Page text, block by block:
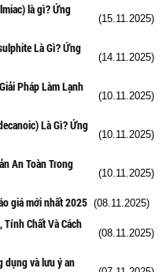
là gì? Ứng
(15.11.2025)
Là Gì? Ứng
(14.11.2025)
Pháp Làm Lạnh
(10.11.2025)
Là Gì? Ứng
(10.11.2025)
An Toàn Trong
(10.11.2025)
giá mới nhất 2025 (08.11.2025)
Chất Và Cách
(08.11.2025)
dụng và lưu ý an